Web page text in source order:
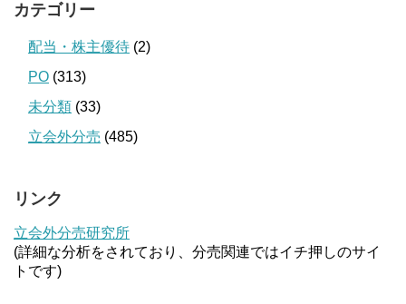
カテゴリー
配当・株主優待 (2)
PO (313)
未分類 (33)
立会外分売 (485)
リンク
立会外分売研究所
(詳細な分析をされており、分売関連ではイチ押しのサイ
トです)